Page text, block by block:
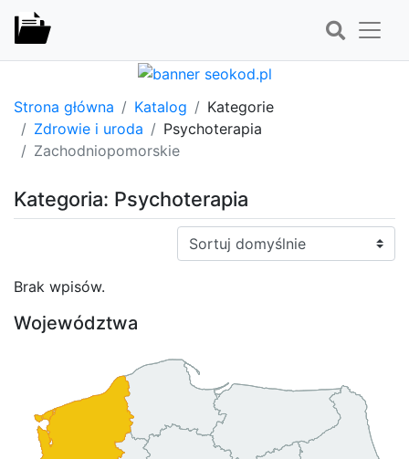
Strona główna Katalog
Kategorie
Zdrowie i uroda
Psychoterapia
Zachodniopomorskie
Kategoria: Psychoterapia
Sortuj:
Brak wpisów.
Województwa